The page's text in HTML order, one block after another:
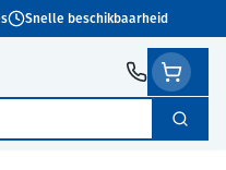
Snelle beschikbaarheid
Zoek